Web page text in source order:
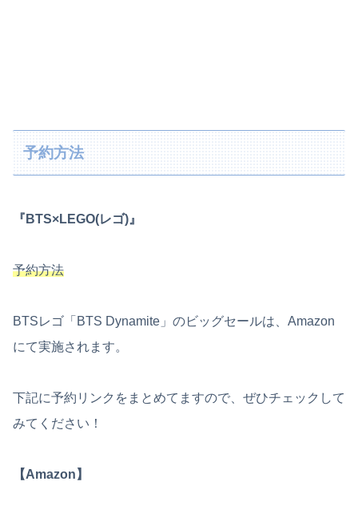
予約方法
『BTS×LEGO(レゴ)』
予約方法
BTSレゴ「BTS Dynamite」のビッグセールは、Amazon
にて実施されます。
下記に予約リンクをまとめてますので、ぜひチェックして
みてください！
【Amazon】